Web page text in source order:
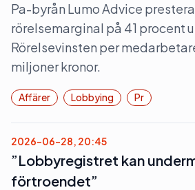
Pa-byrån Lumo Advice
rörelsemarginal på 41 procent
Rörelsevinsten per
miljoner kronor.
Affärer Lobbying Pr
2026-06-28, 20:45
”Lobbyregistret kan
förtroendet”